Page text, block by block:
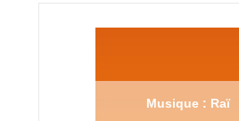
Musique : Raï